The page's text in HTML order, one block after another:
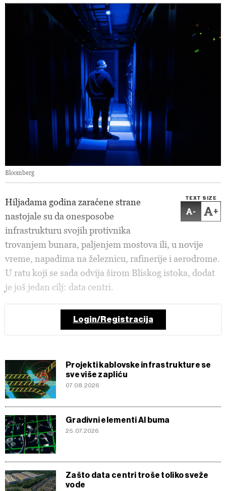
Bloomberg
TEXT SIZE
- +
Hiljadama godina zaraćene strane
nastojale su da onesposobe
infrastrukturu svojih protivnika
trovanjem bunara, paljenjem mostova ili, u novije
vreme, napadima na železnicu, rafinerije i aerodrome.
U ratu koji se sada odvija širom Bliskog istoka, dodat
je još jedan cilj: data centri.
Login/Registracija
Projekti kablovske infrastrukture se
sve više zapliću
07.08.2026
Gradivni elementi AI buma
25.07.2026
Zašto data centri troše toliko sveže
vode